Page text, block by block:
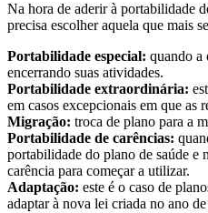
Na hora de aderir à portabilidade
precisa escolher aquela que mais
Portabilidade especial: quando a
encerrando suas atividades.
Portabilidade extraordinária:
em casos excepcionais em que as
Migração: troca de plano para a
Portabilidade de carências:
portabilidade do plano de saúde e
carência para começar a utilizar.
Adaptação: este é o caso de
adaptar à nova lei criada no ano